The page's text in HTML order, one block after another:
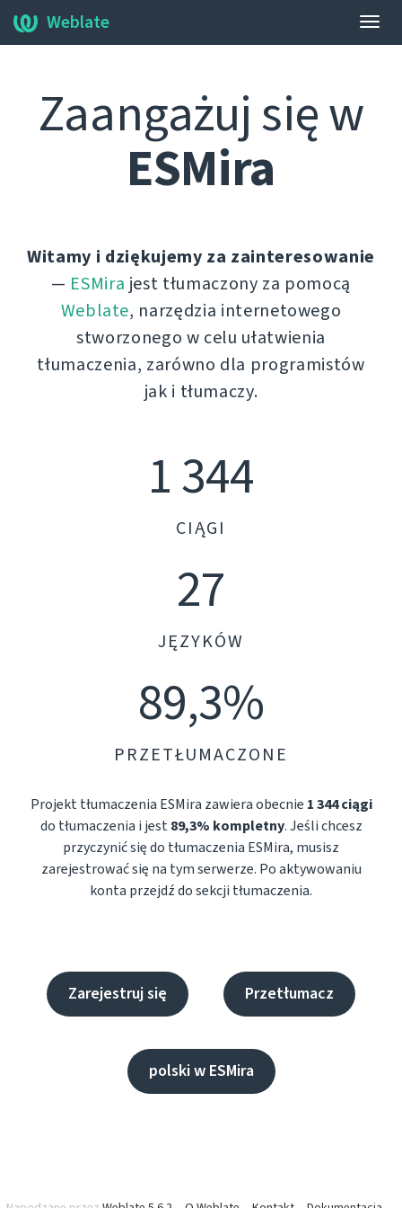
Weblate
Zaangażuj się w
ESMira
Witamy i dziękujemy za zainteresowanie
— ESMira jest tłumaczony za pomocą
Weblate, narzędzia internetowego
stworzonego w celu ułatwienia
tłumaczenia, zarówno dla programistów
jak i tłumaczy.
1 344
CIĄGI
27
JĘZYKÓW
89,3%
PRZETŁUMACZONE
Projekt tłumaczenia ESMira zawiera obecnie 1 344 ciągi
do tłumaczenia i jest89,3% kompletny. Jeśli chcesz
przyczynić się do tłumaczenia ESMira, musisz
zarejestrować się na tym serwerze. Po aktywowaniu
konta przejdź do sekcji tłumaczenia.
Zarejestruj się Przetłumacz
polski w ESMira